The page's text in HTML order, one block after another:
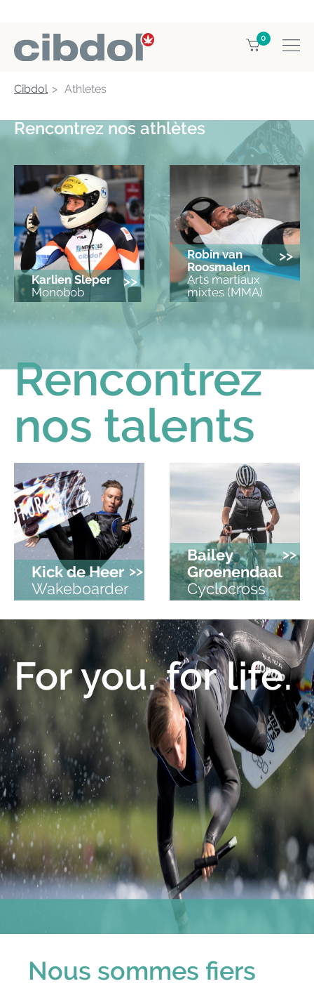
0
Cibdol Athletes
Rencontrez nos athlètes
Karlien Sleper
Monobob
>>
Robin van
Roosmalen
Arts martiaux
mixtes (MMA)
>>
Rencontrez
nos talents
Kick de Heer
Wakeboarder
>>
Bailey
Groenendaal
Cyclocross
>>
For you. for life.
Nous sommes fiers